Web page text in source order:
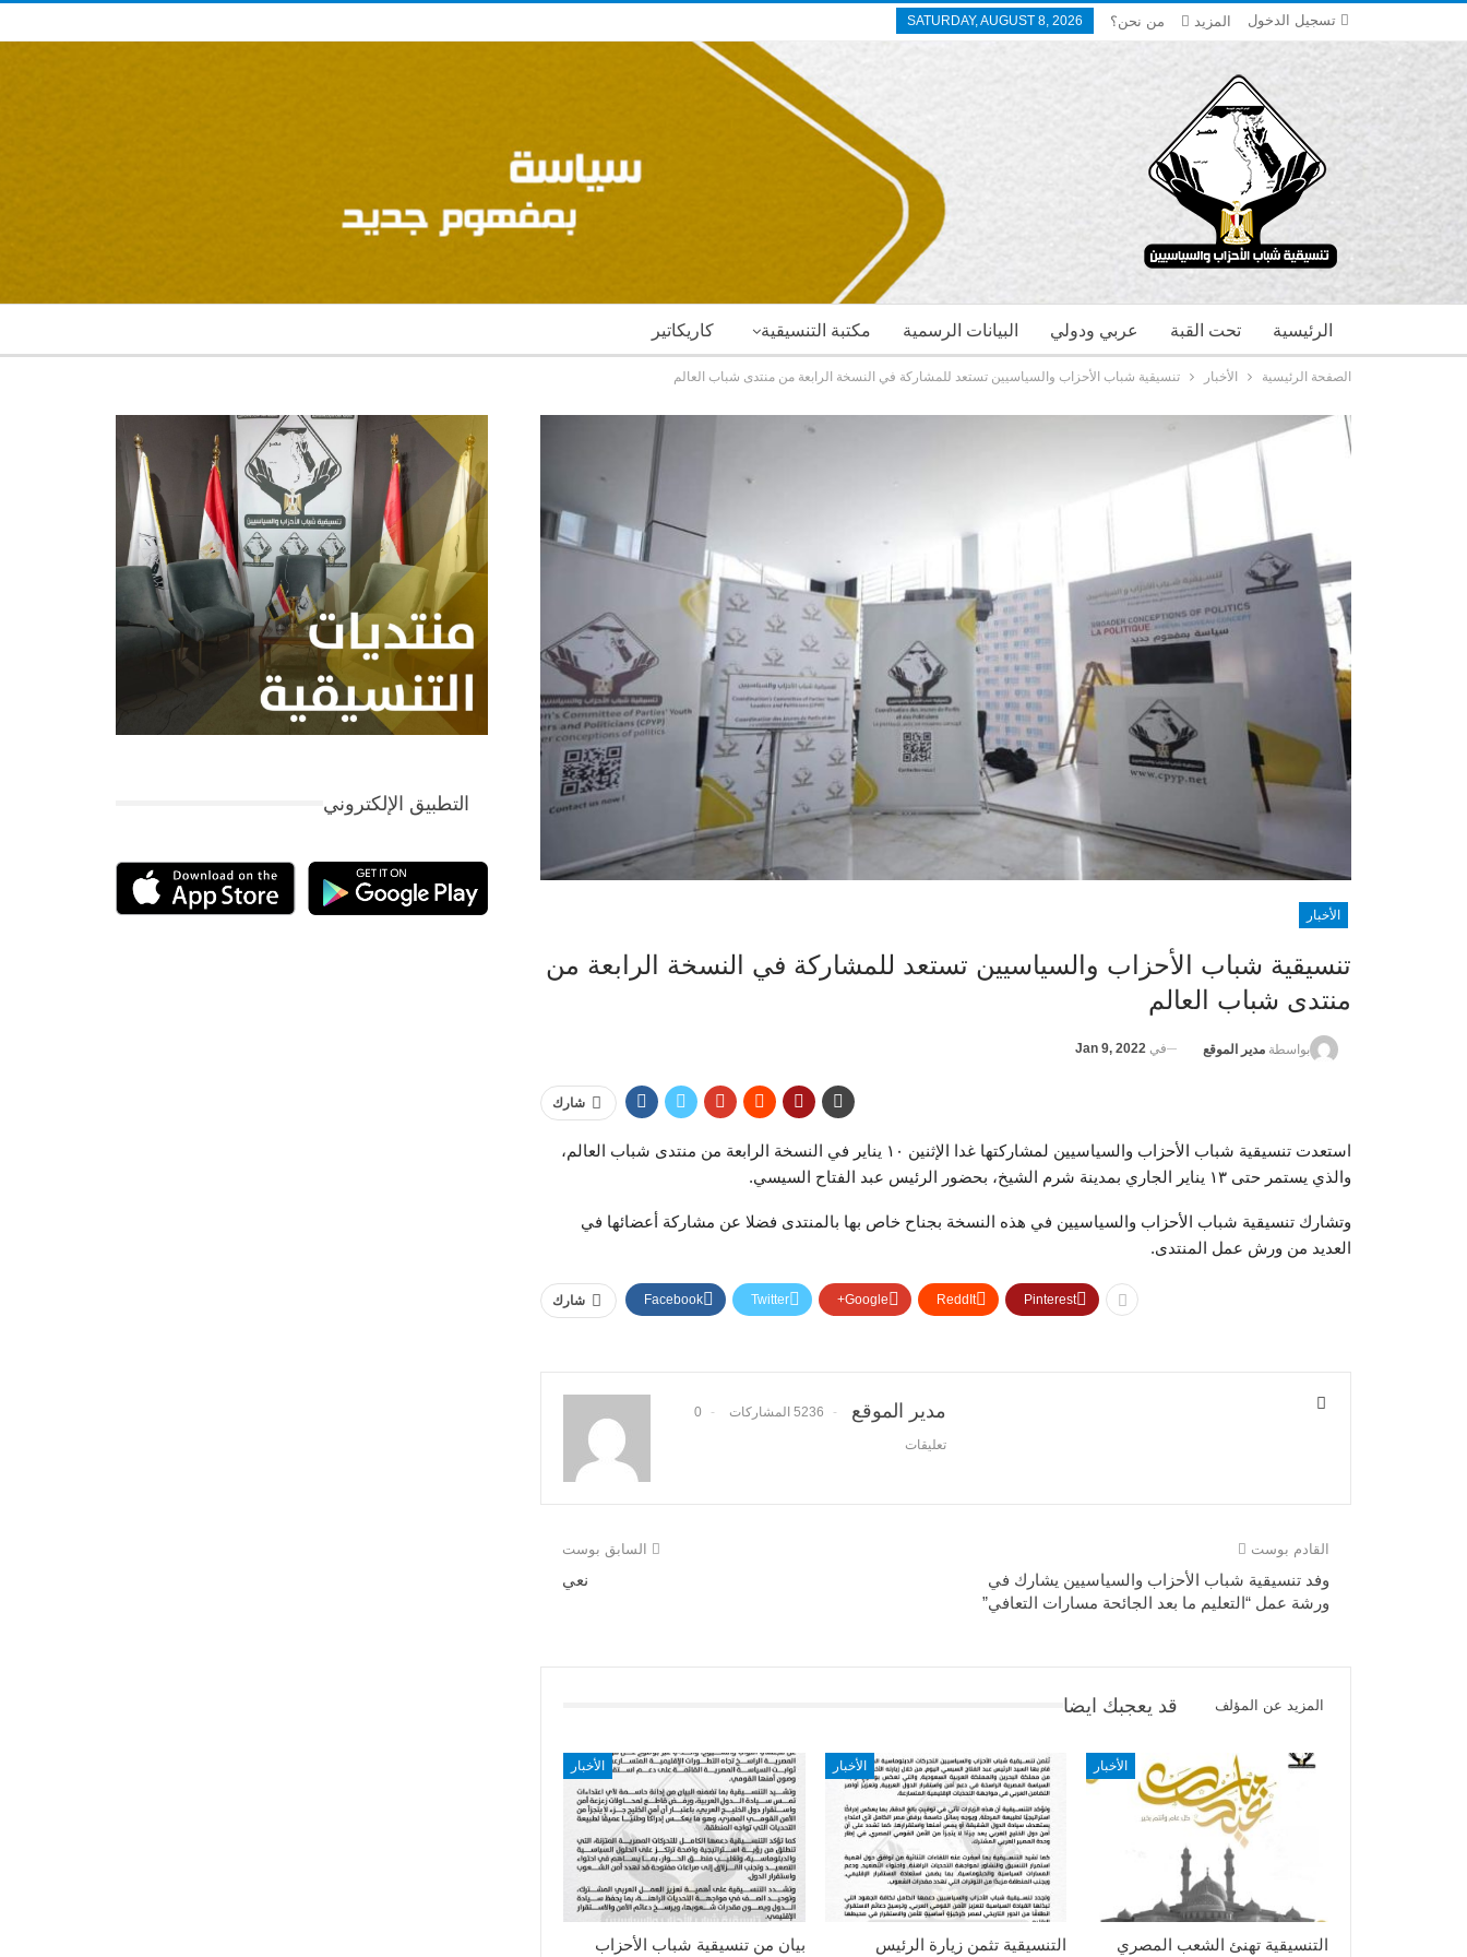
تسجيل الدخول SATURDAY, AUGUST 8, 2026 من نحن؟ المزيد
كاريكاتير مكتبة التنسيقية البيانات الرسمية عربي ودولي تحت القبة الرئيسية
الصفحة الرئيسية الأخبار تنسيقية شباب الأحزاب والسياسيين تستعد للمشاركة في النسخة الرابعة من منتدى شباب العالم
الأخبار
تنسيقية شباب الأحزاب والسياسيين تستعد للمشاركة في النسخة الرابعة من
منتدى شباب العالم
بواسطة مدير الموقع في Jan 9, 2022
شارك
استعدت تنسيقية شباب الأحزاب والسياسيين لمشاركتها غدا الإثنين ١٠ يناير في النسخة الرابعة من منتدى شباب العالم،
والذي يستمر حتى ١٣ يناير الجاري بمدينة شرم الشيخ، بحضور الرئيس عبد الفتاح السيسي.
وتشارك تنسيقية شباب الأحزاب والسياسيين في هذه النسخة بجناح خاص بها بالمنتدى فضلا عن مشاركة أعضائها في
العديد من ورش عمل المنتدى.
شارك Facebook Twitter Google+ ReddIt Pinterest
مدير الموقع 5236 المشاركات 0
تعليقات
السابق بوست
نعي
القادم بوست
وفد تنسيقية شباب الأحزاب والسياسيين يشارك في
ورشة عمل “التعليم ما بعد الجائحة مسارات التعافي”
قد يعجبك ايضا المزيد عن المؤلف
الأخبار
بيان من تنسيقية شباب الأحزاب
الأخبار
التنسيقية تثمن زيارة الرئيس
الأخبار
التنسيقية تهنئ الشعب المصري
التطبيق الإلكتروني